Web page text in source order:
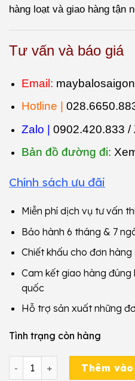
hàng loạt và giao hàng tận
Tư vấn và báo giá
Email:
Hotline |
Zalo |
0902.420.833 /
Bản đồ đường đi:
Chính sách ưu đãi
Miễn phí dịch vụ tư vấn
Bảo hành 6 tháng & 7
Chiết khấu cho đơn
Cam kết giao hàng đúng
quốc
Hỗ trợ sản xuất những
Tình trạng còn hàng
Balo Quảng Cáo GQA 226
Thêm